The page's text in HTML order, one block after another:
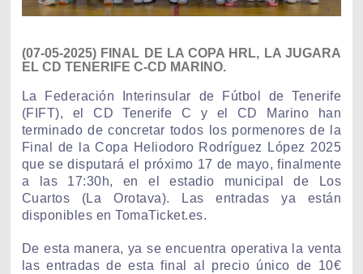
(07-05-2025) FINAL DE LA COPA HRL, LA JUGARA
EL CD TENERIFE C-CD MARINO.
La Federación Interinsular de Fútbol de Tenerife
(FIFT), el CD Tenerife C y el CD Marino han
terminado de concretar todos los pormenores de la
Final de la Copa Heliodoro Rodríguez López 2025
que se disputará el próximo 17 de mayo, finalmente
a las 17:30h, en el estadio municipal de Los
Cuartos (La Orotava). Las entradas ya están
disponibles enTomaTicket.es.
De esta manera, ya se encuentra operativa la venta
las entradas de esta final al precio único de 10€